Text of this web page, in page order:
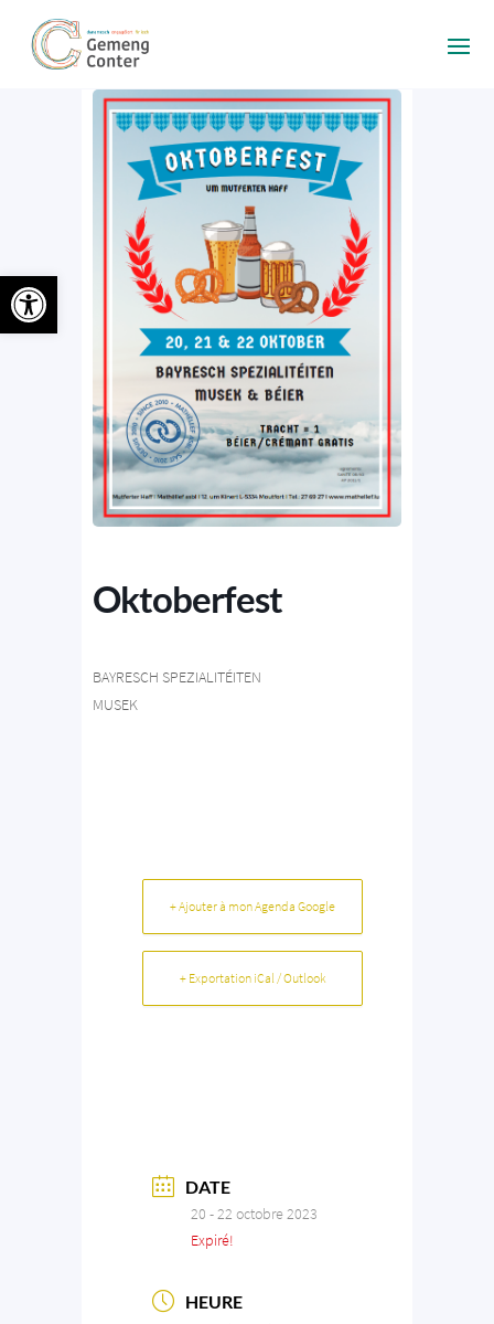
Oktoberfest
BAYRESCH SPEZIALITÉITEN
MUSEK
+ Ajouter à mon Agenda Google
+ Exportation iCal / Outlook
DATE
20 - 22 octobre 2023
Expiré!
HEURE
Ouvrir la barre d’outils